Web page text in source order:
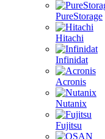
PureStorage
Hitachi
Infinidat
Acronis
Nutanix
Fujitsu